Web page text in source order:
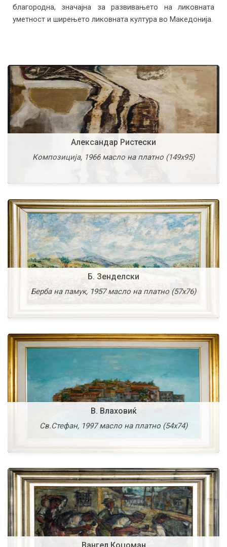
благородна, значајна за развивањето на ликовната
уметност и ширењето ликовната култура во Македонија.
Александар Ристески
Композиција, 1966 масло на платно (149х95)
Б. Зенделски
Б. Зенделски
Берба на памук, 1957 масло на платно (57х76)
В. Влаховиќ
Св.Стефан, 1997 масло на платно (54х74)
В. Влаховиќ
Св.Стефан, 1997 масло на платно (54х74)
Вангел Коџоман
Каменоресци, 1936 масло на платно (46х63)
Вангел Коџоман
Старо Скопје, 1953 масло на картон (42х60)
Вангел Наумовски